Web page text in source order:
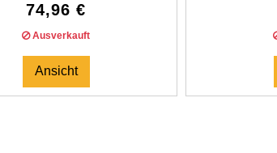
74,96 €
Ausverkauft
Ansicht